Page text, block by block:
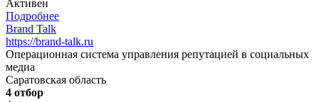
Активен
Подробнее
Brand Talk
https://brand-talk.ru
Операционная система управления репутацией в социальных
медиа
Саратовская область
4 отбор